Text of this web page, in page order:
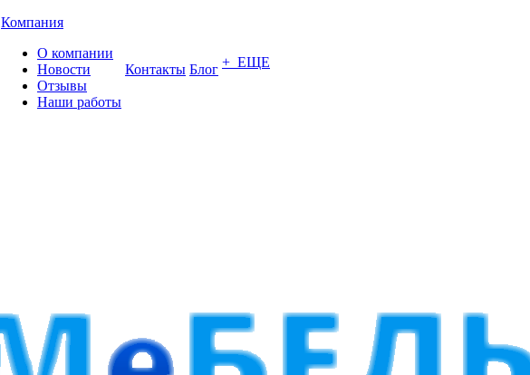
Компания
О компании
Новости
Отзывы
Наши работы
Контакты Блог + ЕЩЕ